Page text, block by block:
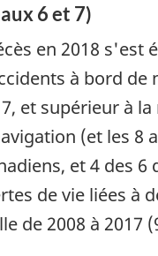
6 et 7)
en 2018 s'est
à bord
et supérieur à
(et les 8
et 4 des
de vie liées à
de 2008 à 2017